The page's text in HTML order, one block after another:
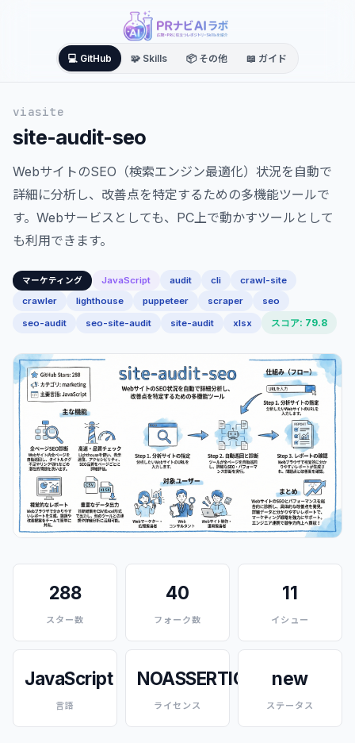
💻 GitHub 🧩 Skills 📦 その他 📖 ガイド
viasite
site-audit-seo
WebサイトのSEO（検索エンジン最適化）状況を自動で
詳細に分析し、改善点を特定するための多機能ツールで
す。Webサービスとしても、PC上で動かすツールとして
も利用できます。
マーケティング JavaScript audit cli
crawl-site
crawler
lighthouse puppeteer scraper
seo
seo-audit
seo-site-audit site-audit xlsx スコア: 79.8
288
スター数
40
フォーク数
11
イシュー
JavaScript
言語
NOASSERTION
ライセンス
new
ステータス